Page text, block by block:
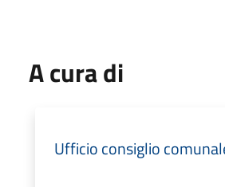
A cura di
Ufficio consiglio